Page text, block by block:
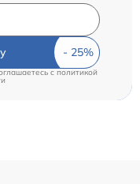
cполитикой